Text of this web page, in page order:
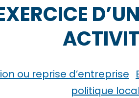
ou reprise d’entreprise
politique local